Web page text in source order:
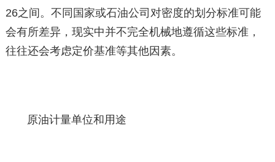
26之间。不同国家或石油公司对密度的划分标准可能
会有所差异，现实中并不完全机械地遵循这些标准，
往往还会考虑定价基准等其他因素。
原油计量单位和用途